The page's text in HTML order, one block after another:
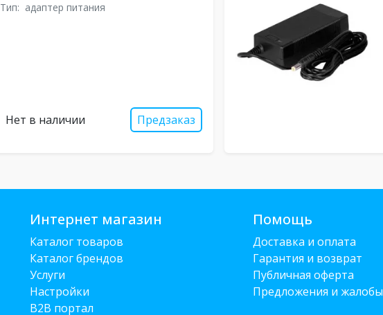
Тип: адаптер питания
Нет в наличии Предзаказ
Интернет магазин
Каталог товаров
Каталог брендов
Услуги
Настройки
B2B портал
Помощь
Доставка и оплата
Гарантия и возврат
Публичная оферта
Предложения и жалобы